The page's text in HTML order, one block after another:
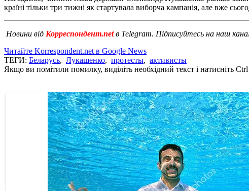
країні тільки три тижні як стартувала виборча кампанія, але вже
Новини від Корреспондент.netв Telegram. Підписуйтесь на наш
Читайте Korrespondent.net в Google News
ТЕГИ: Беларусь, Лукашенко, протесты, активисты
Якщо ви помітили помилку, виділіть необхідний текст і натисніть